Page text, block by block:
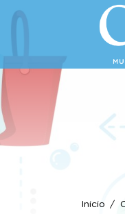
Inicio